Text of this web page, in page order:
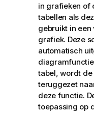
in grafieken of
tabellen als
gebruikt in
grafiek. Deze
automatisch
tabel, wordt
teruggezet
deze functie.
toepassing op